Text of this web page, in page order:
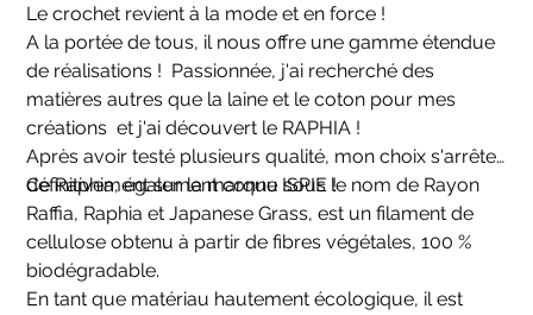
Le crochet revient à la mode et en force !
A la portée de tous, il nous offre une gamme étendue
de réalisations ! Passionnée, j'ai recherché des
matières autres que la laine et le coton pour mes
créations et j'ai découvert le RAPHIA !
Après avoir testé plusieurs qualité, mon choix s'arrête
définitivement sur la marque ISPIE !
Ce Raphia, également connu sous le nom de Rayon
Raffia, Raphia et Japanese Grass, est un filament de
cellulose obtenu à partir de fibres végétales, 100 %
biodégradable.
En tant que matériau hautement écologique, il est